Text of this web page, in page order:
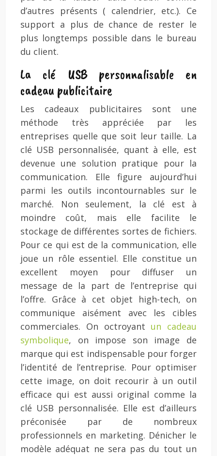
d’autres présents ( calendrier, etc.). Ce
support a plus de chance de rester le
plus longtemps possible dans le bureau
du client.
La clé USB personnalisable en
cadeau publicitaire
Les cadeaux publicitaires sont une
méthode très appréciée par les
entreprises quelle que soit leur taille. La
clé USB personnalisée, quant à elle, est
devenue une solution pratique pour la
communication. Elle figure aujourd’hui
parmi les outils incontournables sur le
marché. Non seulement, la clé est à
moindre coût, mais elle facilite le
stockage de différentes sortes de fichiers.
Pour ce qui est de la communication, elle
joue un rôle essentiel. Elle constitue un
excellent moyen pour diffuser un
message de la part de l’entreprise qui
l’offre. Grâce à cet objet high-tech, on
communique aisément avec les cibles
commerciales. On octroyant un cadeau
symbolique, on impose son image de
marque qui est indispensable pour forger
l’identité de l’entreprise. Pour optimiser
cette image, on doit recourir à un outil
efficace qui est aussi original comme la
clé USB personnalisée. Elle est d’ailleurs
préconisée par de nombreux
professionnels en marketing. Dénicher le
modèle adéquat ne sera pas du tout un